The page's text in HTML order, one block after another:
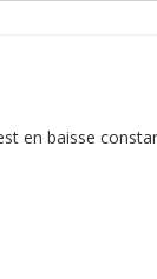
en baisse